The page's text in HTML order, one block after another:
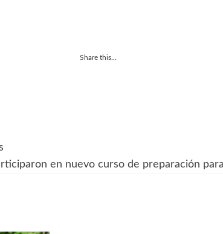
Share this...
en nuevo curso de preparación